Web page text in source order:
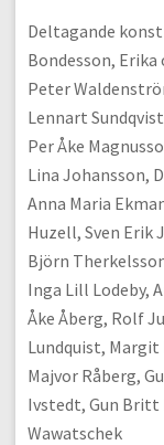
Deltagande
Bondesson,
Peter
Lennart
Per Åke
Lina Johansson,
Anna Maria
Huzell, Sven Erik
Björn
Inga Lill Lodeby,
Åke Åberg, Rolf
Lundquist,
Majvor Råberg,
Ivstedt, Gun Britt
Wawatschek